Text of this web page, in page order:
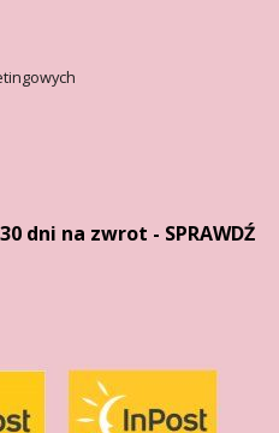
30 dni na zwrot - SPRAWDŹ